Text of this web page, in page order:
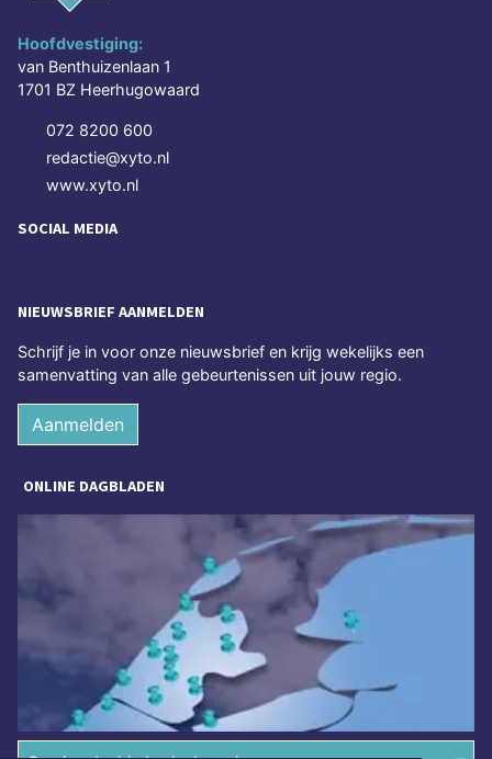
Hoofdvestiging:
van Benthuizenlaan 1
1701 BZ Heerhugowaard
072 8200 600
redactie@xyto.nl
www.xyto.nl
SOCIAL MEDIA
NIEUWSBRIEF AANMELDEN
Schrijf je in voor onze nieuwsbrief en krijg wekelijks een
samenvatting van alle gebeurtenissen uit jouw regio.
Aanmelden
ONLINE DAGBLADEN